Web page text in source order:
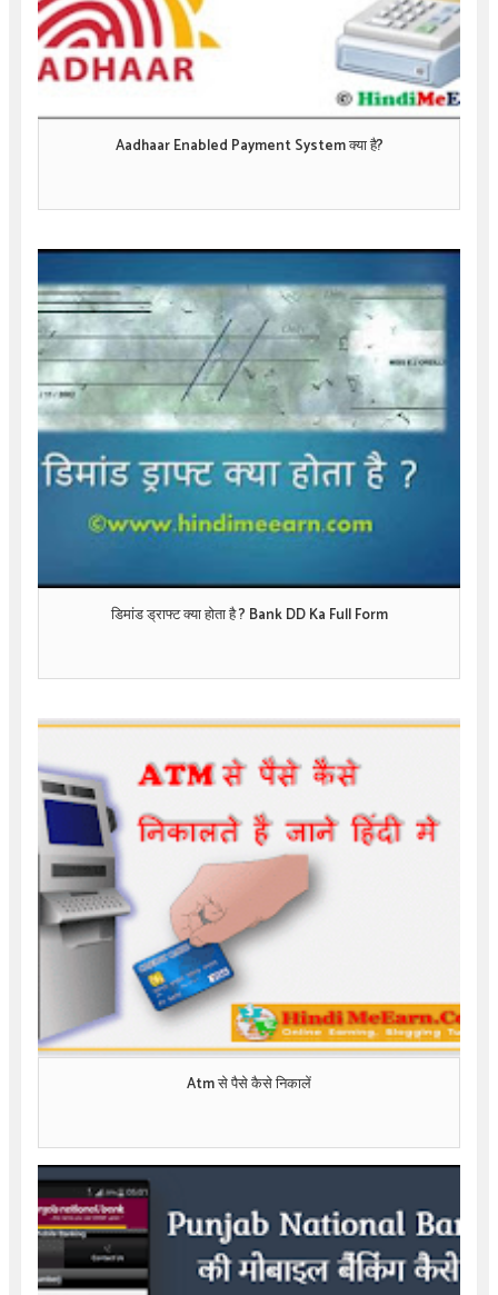
Aadhaar Enabled Payment System क्या है?
डिमांड ड्राफ्ट क्या होता है ? Bank DD Ka Full Form
Atm से पैसे कैसे निकालें